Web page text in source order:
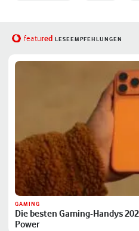
featured LESEEMPFEHLUNGEN
GAMING
Die besten Gaming-Handys
Power